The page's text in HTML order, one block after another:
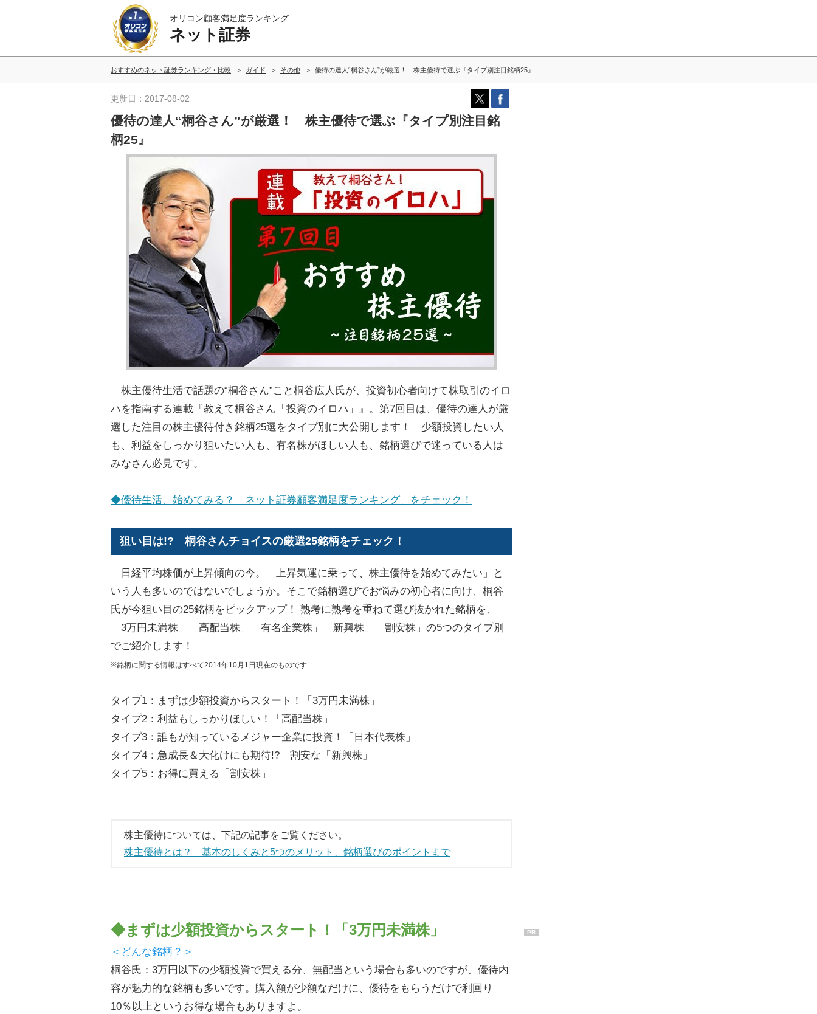
オリコン顧客満足度ランキング
ネット証券
おすすめのネット証券ランキング・比較 ガイド その他 優待の達人“桐谷さん”が厳選！ 株主優待で選ぶ『タイプ別注目銘柄25』
更新日：2017-08-02
優待の達人“桐谷さん”が厳選！ 株主優待で選ぶ『タイプ別注目銘
柄25』
株主優待生活で話題の“桐谷さん”こと桐谷広人氏が、投資初心者向けて株取引のイロ
ハを指南する連載『教えて桐谷さん「投資のイロハ」』。第7回目は、優待の達人が厳
選した注目の株主優待付き銘柄25選をタイプ別に大公開します！ 少額投資したい人
も、利益をしっかり狙いたい人も、有名株がほしい人も、銘柄選びで迷っている人は
みなさん必見です。
◆優待生活、始めてみる？「ネット証券顧客満足度ランキング」をチェック！
狙い目は!? 桐谷さんチョイスの厳選25銘柄をチェック！
日経平均株価が上昇傾向の今。「上昇気運に乗って、株主優待を始めてみたい」と
いう人も多いのではないでしょうか。そこで銘柄選びでお悩みの初心者に向け、桐谷
氏が今狙い目の25銘柄をピックアップ！ 熟考に熟考を重ねて選び抜かれた銘柄を、
「3万円未満株」「高配当株」「有名企業株」「新興株」「割安株」の5つのタイプ別
でご紹介します！
※銘柄に関する情報はすべて2014年10月1日現在のものです
タイプ1：まずは少額投資からスタート！「3万円未満株」
タイプ2：利益もしっかりほしい！「高配当株」
タイプ3：誰もが知っているメジャー企業に投資！「日本代表株」
タイプ4：急成長＆大化けにも期待!? 割安な「新興株」
タイプ5：お得に買える「割安株」
株主優待については、下記の記事をご覧ください。
株主優待とは？ 基本のしくみと5つのメリット、銘柄選びのポイントまで
◆まずは少額投資からスタート！「3万円未満株」
＜どんな銘柄？＞
桐谷氏：3万円以下の少額投資で買える分、無配当という場合も多いのですが、優待内
容が魅力的な銘柄も多いです。購入額が少額なだけに、優待をもらうだけで利回り
10％以上というお得な場合もありますよ。
PR